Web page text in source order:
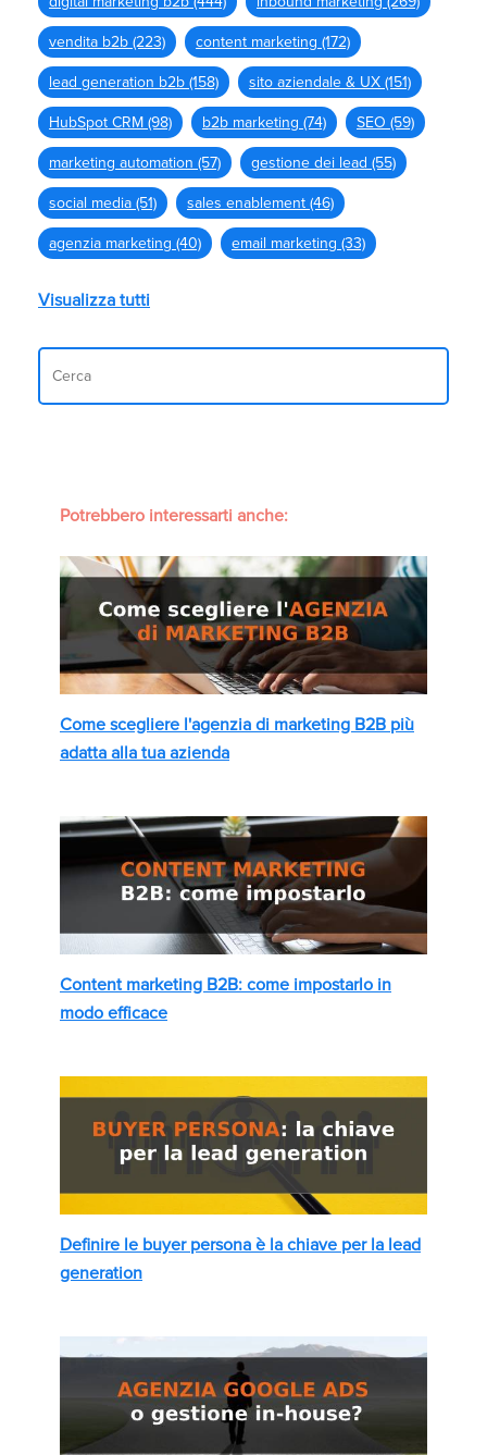
vendita b2b (223) content marketing (172)
lead generation b2b (158) sito aziendale & UX (151)
HubSpot CRM (98) b2b marketing (74) SEO (59)
marketing automation (57) gestione dei lead (55)
social media (51) sales enablement (46)
agenzia marketing (40) email marketing (33)
Visualizza tutti
Potrebbero interessarti anche:
Come scegliere l'agenzia di marketing B2B più
adatta alla tua azienda
Content marketing B2B: come impostarlo in
modo efficace
Definire le buyer persona è la chiave per la lead
generation